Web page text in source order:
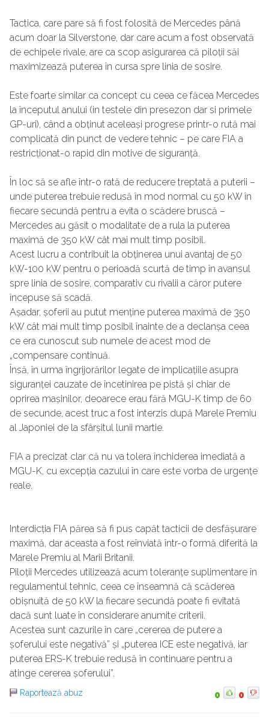
Tactica, care pare să fi fost folosită de Mercedes până
acum doar la Silverstone, dar care acum a fost observată
de echipele rivale, are ca scop asigurarea că piloții săi
maximizează puterea în cursa spre linia de sosire.
Este foarte similar ca concept cu ceea ce făcea Mercedes
la începutul anului (in testele din presezon dar si primele
GP-uri), când a obținut aceleași progrese printr-o rută mai
complicată din punct de vedere tehnic – pe care FIA ​​a
restricționat-o rapid din motive de siguranță.
În loc să se afle într-o rată de reducere treptată a puterii –
unde puterea trebuie redusă în mod normal cu 50 kW în
fiecare secundă pentru a evita o scădere bruscă –
Mercedes au găsit o modalitate de a rula la puterea
maximă de 350 kW cât mai mult timp posibil.
Acest lucru a contribuit la obținerea unui avantaj de 50
kW-100 kW pentru o perioadă scurtă de timp în avansul
spre linia de sosire, comparativ cu rivalii a căror putere
începuse să scadă.
Așadar, șoferii au putut menține puterea maximă de 350
kW cât mai mult timp posibil înainte de a declanșa ceea
ce era cunoscut sub numele de acest mod de
„compensare continuă.
Însă, în urma îngrijorărilor legate de implicațiile asupra
siguranței cauzate de încetinirea pe pistă și chiar de
oprirea mașinilor, deoarece erau fără MGU-K timp de 60
de secunde, acest truc a fost interzis după Marele Premiu
al Japoniei de la sfârșitul lunii martie.
FIA a precizat clar că nu va tolera închiderea imediată a
MGU-K, cu excepția cazului în care este vorba de urgențe
reale.
Interdicția FIA părea să fi pus capăt tacticii de desfășurare
maximă, dar aceasta a fost reînviată într-o formă diferită la
Marele Premiu al Marii Britanii.
Piloții Mercedes utilizează acum toleranțe suplimentare în
regulamentul tehnic, ceea ce înseamnă că scăderea
obișnuită de 50 kW la fiecare secundă poate fi evitată
dacă sunt luate în considerare anumite criterii.
Acestea sunt cazurile în care „cererea de putere a
șoferului este negativă” și „puterea ICE este negativă, iar
puterea ERS-K trebuie redusă în continuare pentru a
atinge cererea șoferului”.
Raportează abuz 0 0